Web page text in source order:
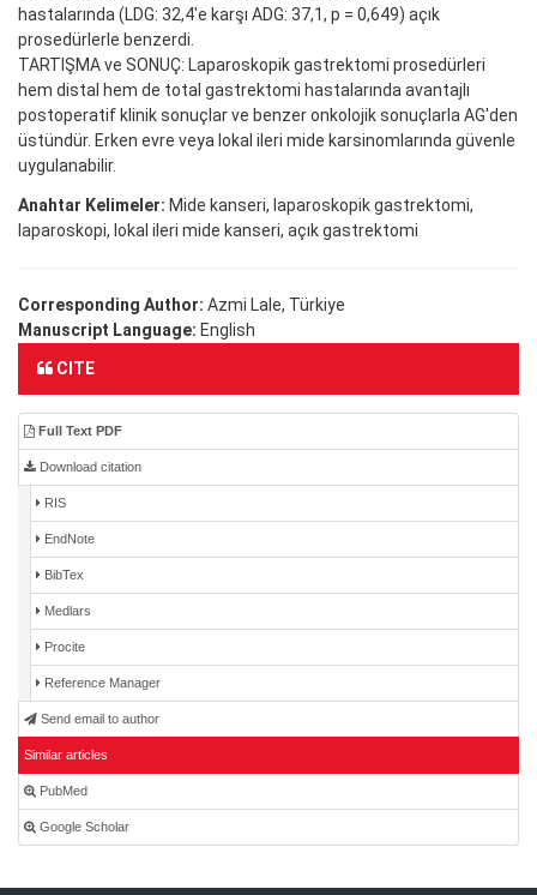
hastalarında (LDG: 32,4'e karşı ADG: 37,1, p = 0,649) açık
prosedürlerle benzerdi.
TARTIŞMA ve SONUÇ: Laparoskopik gastrektomi prosedürleri
hem distal hem de total gastrektomi hastalarında avantajlı
postoperatif klinik sonuçlar ve benzer onkolojik sonuçlarla AG'den
üstündür. Erken evre veya lokal ileri mide karsinomlarında güvenle
uygulanabilir.
Anahtar Kelimeler: Mide kanseri, laparoskopik gastrektomi,
laparoskopi, lokal ileri mide kanseri, açık gastrektomi
Corresponding Author: Azmi Lale, Türkiye
Manuscript Language: English
CITE
Full Text PDF
Download citation
RIS
EndNote
BibTex
Medlars
Procite
Reference Manager
Send email to author
Similar articles
PubMed
Google Scholar